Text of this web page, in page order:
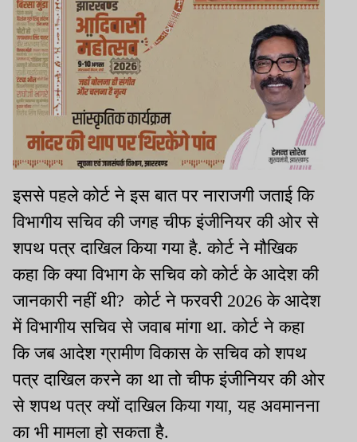
इससे पहले कोर्ट ने इस बात पर नाराजगी जताई कि
विभागीय सचिव की जगह चीफ इंजीनियर की ओर से
शपथ पत्र दाखिल किया गया है. कोर्ट ने मौखिक
कहा कि क्या विभाग के सचिव को कोर्ट के आदेश की
जानकारी नहीं थी? कोर्ट ने फरवरी 2026 के आदेश
में विभागीय सचिव से जवाब मांगा था. कोर्ट ने कहा
कि जब आदेश ग्रामीण विकास के सचिव को शपथ
पत्र दाखिल करने का था तो चीफ इंजीनियर की ओर
से शपथ पत्र क्यों दाखिल किया गया, यह अवमानना
का भी मामला हो सकता है.